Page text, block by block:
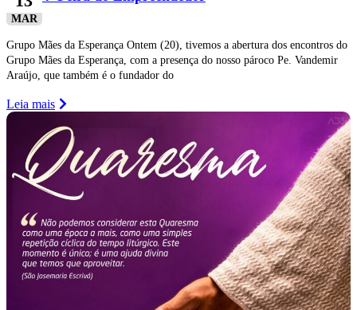
MAR
Grupo Mães da Esperança Ontem (20), tivemos a abertura dos encontros do
Grupo Mães da Esperança, com a presença do nosso pároco Pe. Vandemir
Araújo, que também é o fundador do
Leia mais